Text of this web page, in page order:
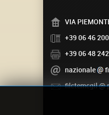
VIA
+39 06 46
+39 06 48
nazionale
filctemcgil